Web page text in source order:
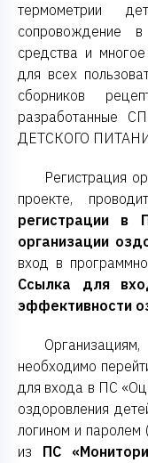
термометрии
сопровождение
средства и
для всех
сборников
разработанные
ДЕТСКОГО
Регистрация
проекте,
регистрации в
организации
вход в
Ссылка для
эффективности
необходимо
для входа в ПС
оздоровления
логином и паролем
из ПС